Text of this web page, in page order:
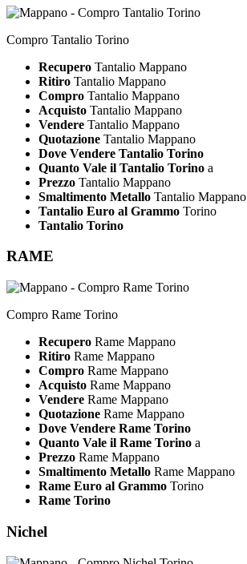
Compro Tantalio Torino
Recupero Tantalio Mappano
Ritiro Tantalio Mappano
Compro Tantalio Mappano
Acquisto Tantalio Mappano
Vendere Tantalio Mappano
Quotazione Tantalio Mappano
Dove Vendere Tantalio Torino
Quanto Vale il Tantalio Torino a
Prezzo Tantalio Mappano
Smaltimento Metallo Tantalio Mappano
Tantalio Euro al Grammo Torino
Tantalio Torino
RAME
Compro Rame Torino
Recupero Rame Mappano
Ritiro Rame Mappano
Compro Rame Mappano
Acquisto Rame Mappano
Vendere Rame Mappano
Quotazione Rame Mappano
Dove Vendere Rame Torino
Quanto Vale il Rame Torino a
Prezzo Rame Mappano
Smaltimento Metallo Rame Mappano
Rame Euro al Grammo Torino
Rame Torino
Nichel